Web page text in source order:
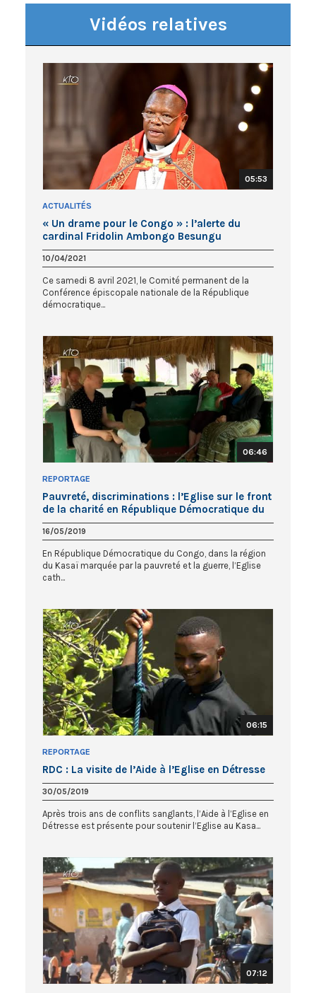
Vidéos relatives
05:53
ACTUALITÉS
« Un drame pour le Congo » : l’alerte du
cardinal Fridolin Ambongo Besungu
10/04/2021
Ce samedi 8 avril 2021, le Comité permanent de la
Conférence épiscopale nationale de la République
démocratique...
06:46
REPORTAGE
Pauvreté, discriminations : l’Eglise sur le front
de la charité en République Démocratique du
Congo
16/05/2019
En République Démocratique du Congo, dans la région
du Kasaï marquée par la pauvreté et la guerre, l’Eglise
cath...
06:15
REPORTAGE
RDC : La visite de l’Aide à l’Eglise en Détresse
30/05/2019
Après trois ans de conflits sanglants, l’Aide à l’Eglise en
Détresse est présente pour soutenir l’Eglise au Kasa...
07:12